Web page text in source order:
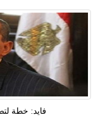
فايد: خطة